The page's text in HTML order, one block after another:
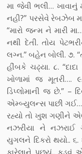
મા જેવી ભલી…
નહી?” પરસેવે રેબઝેબ
“મારો જન્મ ને મારી
નથી દેતી. તોય
લગ્ન.” બહેન બોલી. ૭.
હીંબકે ચઢ્યા. ૮.
ખોળામાં જ મૂતરી….
ડિપ્લોમાની જ છે.” –
એમ્બ્યુલન્સ પાછી
રહ્યો તો ખુશ ગણીને
નઝરીયા ને નઝરાઈ
યુગલને દિકરો થયો.. ૬.